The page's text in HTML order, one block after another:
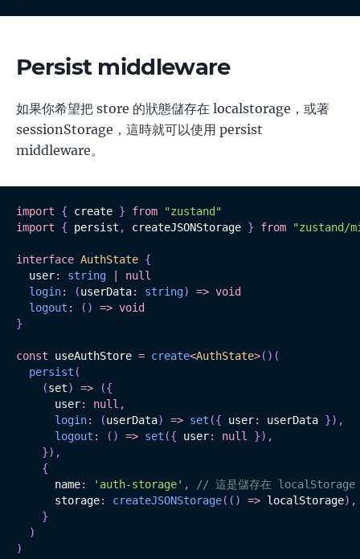
Persist middleware
如果你希望把 store 的狀態儲存在 localstorage，或著
sessionStorage，這時就可以使用 persist
middleware。
import { create } from
"zustand"
import
{ persist , createJSONStorage } from "zustand/
interface AuthState {
  user
: string
null
login: (userData: string) => void
logout : ( ) => void
}
const useAuthStore = create<AuthState>( ) (
persist (
(set) => ({
      user
: null ,
login: (userData) => set ({ user: userData }) ,
logout : ( ) => set ({ user: null }) ,
}) ,
{
      name
: 'auth-storage' ,
// 這是儲存在 localStorage
      storage
: createJSONStorage( ( ) => localStorage) ,
}
)
)